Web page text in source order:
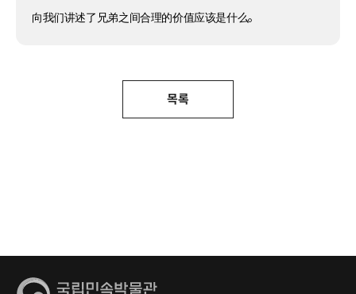
向我们讲述了兄弟之间合理的价值应该是什么。
목록